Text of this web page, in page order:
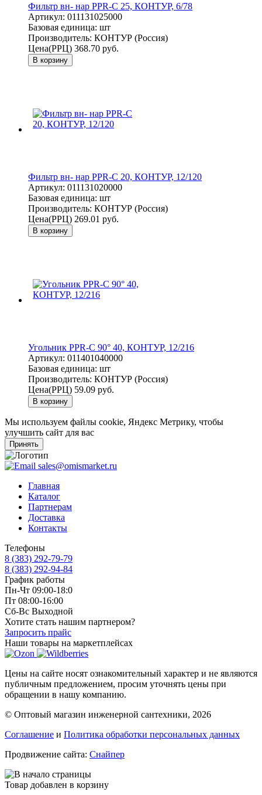
Фильтр вн- нар PPR-C 25, КОНТУР, 6/78
Артикул: 011131025000
Базовая единица: шт
Производитель: КОНТУР (Россия)
Цена(РРЦ) 368.70 руб.
В корзину
Фильтр вн- нар PPR-C 20, КОНТУР, 12/120
Артикул: 011131020000
Базовая единица: шт
Производитель: КОНТУР (Россия)
Цена(РРЦ) 269.01 руб.
В корзину
Угольник PPR-C 90° 40, КОНТУР, 12/216
Артикул: 011401040000
Базовая единица: шт
Производитель: КОНТУР (Россия)
Цена(РРЦ) 59.09 руб.
В корзину
Мы используем файлы cookie, Яндекс Метрику, чтобы
улучшить сайт для вас
Принять
sales@omismarket.ru
Главная
Каталог
Партнерам
Доставка
Контакты
Телефоны
8 (383) 292-79-79
8 (383) 292-94-84
График работы
Пн-Чт 09:00-18:0
Пт 08:00-16:00
Сб-Вс Выходной
Хотите стать нашим партнером?
Запросить прайс
Наши товары на маркетплейсах
Цены на сайте носят ознакомительный характер и не являются
публичным предложением, просим уточнять цены при
обращении в нашу компанию.
© Оптовый магазин инженерной сантехники, 2026
Соглашение и Политика обработки персональных данных
Продвижение сайта: Снайпер
Товар добавлен в корзину